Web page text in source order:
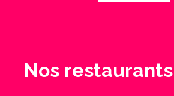
Nos restaurants